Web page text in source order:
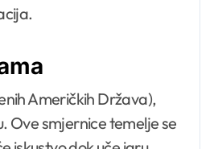
Američkih Država),
Ove smjernice temelje se